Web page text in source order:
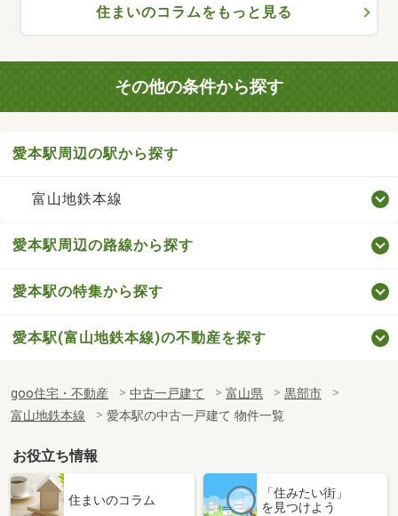
住まいのコラムをもっと見る
その他の条件から探す
愛本駅周辺の駅から探す
富山地鉄本線
愛本駅周辺の路線から探す
愛本駅の特集から探す
愛本駅(富山地鉄本線)の不動産を探す
goo住宅・不動産 中古一戸建て 富山県
黒部市
富山地鉄本線
愛本駅の中古一戸建て 物件一覧
お役立ち情報
住まいのコラム
「住みたい街」
を見つけよう